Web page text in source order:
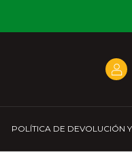
POLÍTICA DE DEVOLUCIÓN